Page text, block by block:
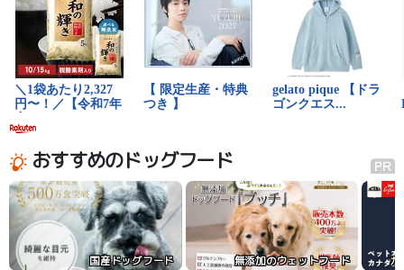
おすすめのドッグフード
国産ドッグフード 無添加のウェットフード カ